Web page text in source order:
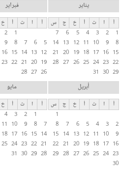
ب
ا
ت
ا
ل
أ
ا
س
ي
ة
يناير
أ ا ث أ خ ج
س
1
2
3
4
5
6
7
8
9
10
11
12
13
14
15
16
17
18
19
20
21
22
23
24
25
26
27
28
29
30
31
فبراير
أ ا ث أ خ
1
2
5
6
7
8
9
12
13
14
15
16
19
20
21
22
23
26
27
28
أبريل
أ ا ث أ خ ج
س
1
2
3
4
5
6
7
8
9
10
11
12
13
14
15
16
17
18
19
20
21
22
23
24
25
26
27
28
29
30
مايو
أ ا ث أ خ
1
2
3
4
7
8
9
10
11
14
15
16
17
18
21
22
23
24
25
28
29
30
31